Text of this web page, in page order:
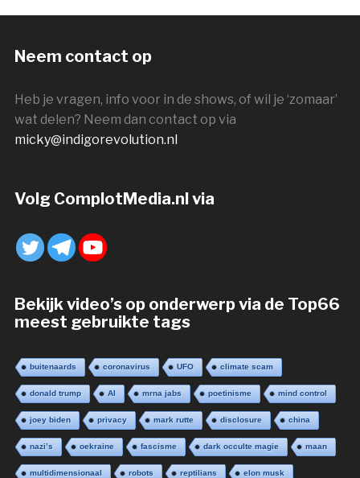
Neem contact op
Heb je vragen, info voor in de shows, of wil je ‘zomaar’
wat delen? Neem dan contact op via
micky@indigorevolution.nl
Volg ComplotMedia.nl via
Bekijk video’s op onderwerp via de Top66
meest gebruikte tags
buitenaards coronavirus UFO climate scam
donald trump AI mrna jabs poetinisme mind control
joey biden privacy mark rutte disclosure china
nazi’s oekraine fascisme dark occulte magie maan
multidimensionaal robots reptilians elon musk